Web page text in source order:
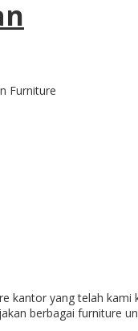
Furniture
kantor yang telah
berbagai furniture